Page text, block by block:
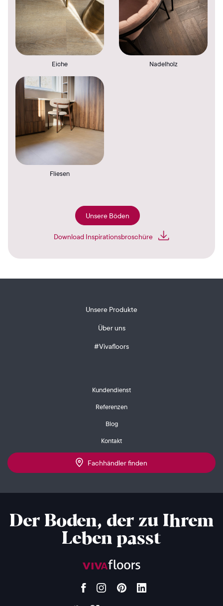
Eiche Nadelholz
Fliesen
Unsere Böden
Download Inspirationsbroschüre
Unsere Produkte
Über uns
#Vivafloors
Kundendienst
Referenzen
Blog
Kontakt
Fachhändler finden
Der Boden, der zu Ihrem
Leben passt